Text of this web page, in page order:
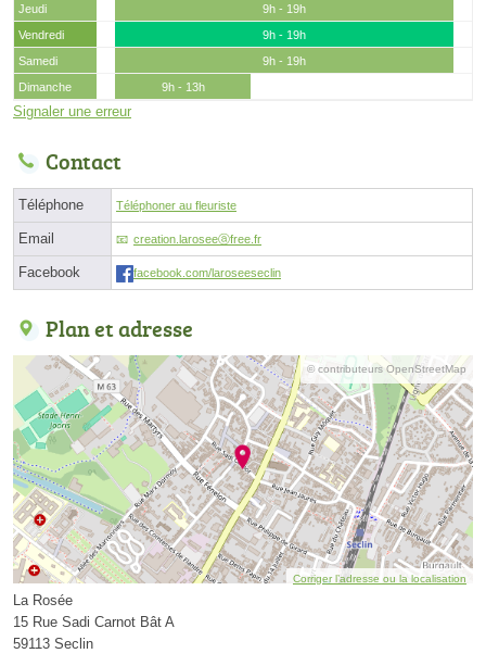
Jeudi
9h - 19h
Vendredi
9h - 19h
Samedi
9h - 19h
Dimanche
9h - 13h
Signaler une erreur
Contact
Téléphone Téléphoner au fleuriste
Email creation.laroseeⓐfree.fr
Facebook facebook.com/laroseeseclin
Plan et adresse
© contributeurs OpenStreetMap
Corriger l’adresse ou la localisation
La Rosée
15 Rue Sadi Carnot Bât A
59113 Seclin